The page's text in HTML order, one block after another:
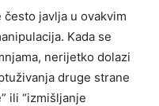
javlja u ovakvim
Kada se
nerijetko dolazi
druge strane
ili “izmišljanje